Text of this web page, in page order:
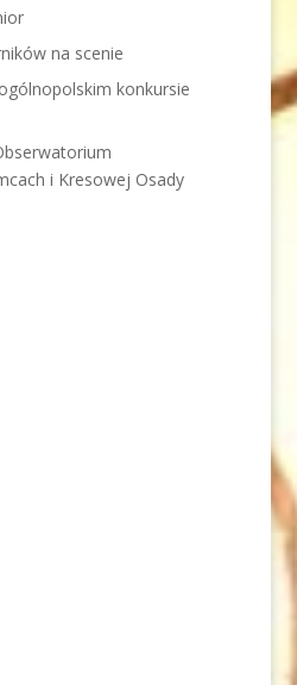
na scenie
konkursie
i Kresowej Osady